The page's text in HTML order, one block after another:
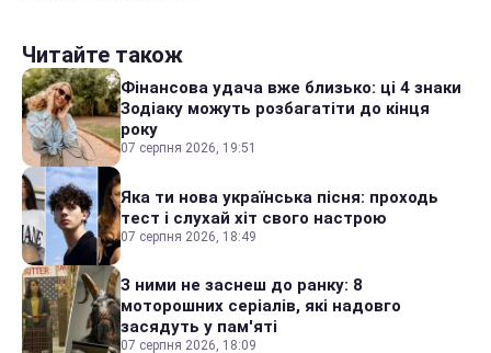
Читайте також
Фінансова удача вже близько: ці 4 знаки
Зодіаку можуть розбагатіти до кінця
року
07 серпня 2026, 19:51
Яка ти нова українська пісня: проходь
тест і слухай хіт свого настрою
07 серпня 2026, 18:49
З ними не заснеш до ранку: 8
моторошних серіалів, які надовго
засядуть у пам'яті
07 серпня 2026, 18:09